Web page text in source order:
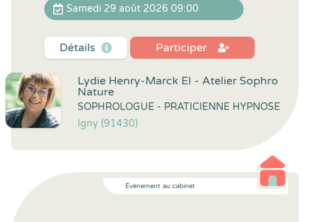
Samedi 29 août 2026 09:00
Détails Participer
Lydie Henry-Marck EI - Atelier Sophro
Nature
SOPHROLOGUE - PRATICIENNE HYPNOSE
Igny (91430)
Évènement au cabinet